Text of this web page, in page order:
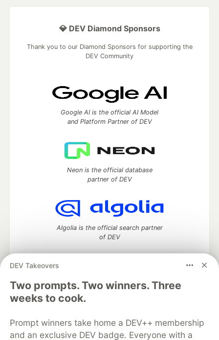
DEV Takeovers
Two prompts. Two winners. Three
weeks to cook.
Prompt winners take home a DEV++ membership
and an exclusive DEV badge. Everyone with a
💎 DEV Diamond Sponsors
Thank you to our Diamond Sponsors for supporting the
DEV Community
Google AI is the official AI Model
and Platform Partner of DEV
Neon is the official database
partner of DEV
Algolia is the official search partner
of DEV
DEV Community— A space to discuss and keep up software
development and manage your software career
Home
DEV Challenges
Organization Accounts
DEV Showcase About
Contact
Free Postgres Database
DEV Shop MLH